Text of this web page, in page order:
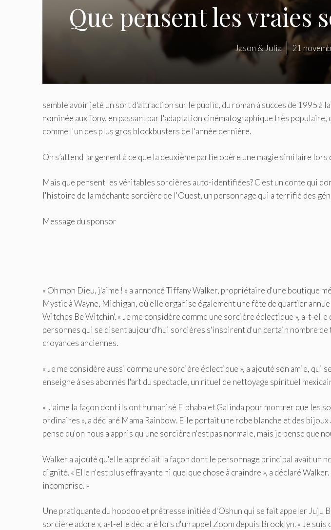
Que pensent les vraies
Jason & Julia 21
semble avoir jeté un sort d'attraction sur le public, du roman à succès de 1995 à
nominée aux Tony, en passant par l'adaptation cinématographique très
comme l'un des plus gros blockbusters de l'année dernière.
On s’attend largement à ce que la deuxième partie opère une magie similaire
Mais que pensent les véritables sorcières auto-identifiées? C'est un conte qui
l'histoire de la méchante sorcière de l'Ouest, un personnage qui a terrifié des
Message du sponsor
« Oh mon Dieu, j'aime ! » a annoncé Tiffany Walker, propriétaire d'une boutique
Mystic à Wayne, Michigan, où elle organise également une fête de quartier
Witches Be Witchin'. « Je me considère comme une sorcière éclectique », a-t-elle
personnes qui se disent aujourd'hui sorcières s'inspirent d'un certain nombre
croyances anciennes.
« Je me considère aussi comme une sorcière éclectique », a ajouté son amie, qui
enseigne à ses abonnés l'art du spectacle, un rituel de nettoyage spirituel
« J'aime la façon dont ils ont humanisé Elphaba et Galinda pour montrer que les
ordinaires », a déclaré Mama Rainbow. Elle portait une robe blanche et des bijoux
pense qu'on nous a appris qu'une sorcière n'est pas normale, mais je pense que
Walker a ajouté qu'elle appréciait la façon dont le personnage principal avait un
dignité. « Elle n'est plus effrayante ni quelque chose à craindre », a déclaré
incomprise. »
Une pratiquante du hoodoo et prêtresse initiée d'Oshun qui se fait appeler Juju
sorcière adore », a-t-elle déclaré lors d'un appel Zoom depuis Brooklyn. « Je suis